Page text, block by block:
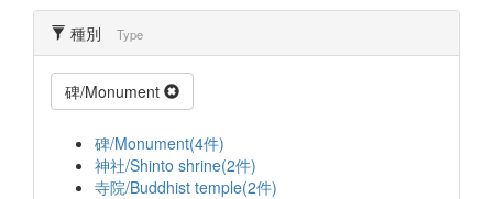
種別 Type
碑/Monument
碑/Monument(4件)
神社/Shinto shrine(2件)
寺院/Buddhist temple(2件)